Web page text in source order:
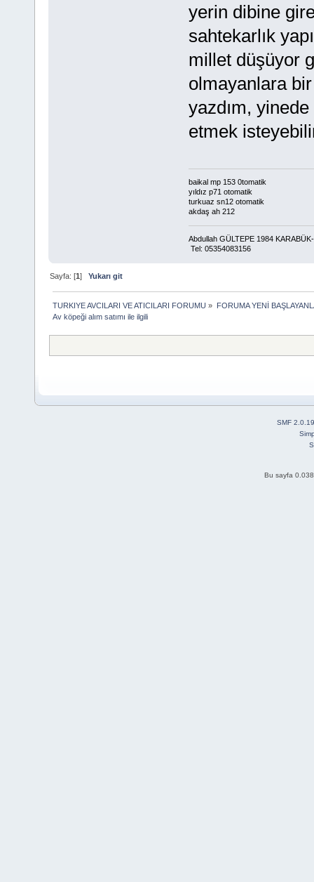
yerin dibine
sahtekarlık
millet düşüyor
olmayanlara
yazdım,
etmek
baikal mp 153 0tomatik
yıldız p71 otomatik
turkuaz sn12 otomatik
akdaş ah 212
Abdullah GÜLTEPE 1984
Tel: 05354083156
Sayfa: [1]Yukarı git
TURKIYE AVCILARI VE ATICILARI FORUMU » FORUMA YENİ
Av köpeği alım satımı ile ilgili
SMF 2.0.19
Bu sayfa